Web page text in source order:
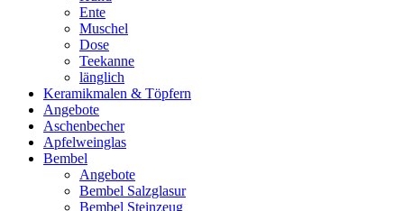
Ente
Muschel
Dose
Teekanne
länglich
Keramikmalen & Töpfern
Angebote
Aschenbecher
Apfelweinglas
Bembel
Angebote
Bembel Salzglasur
Bembel Steinzeug